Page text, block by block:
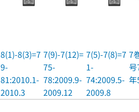
8(1)-8(3)=7
9-
81:2010.1-
2010.3
7(9)-7(12)=
75-
78:2009.9-
2009.12
7(5)-7(8)=7
1-
74:2009.5-
2009.8
7
号
年